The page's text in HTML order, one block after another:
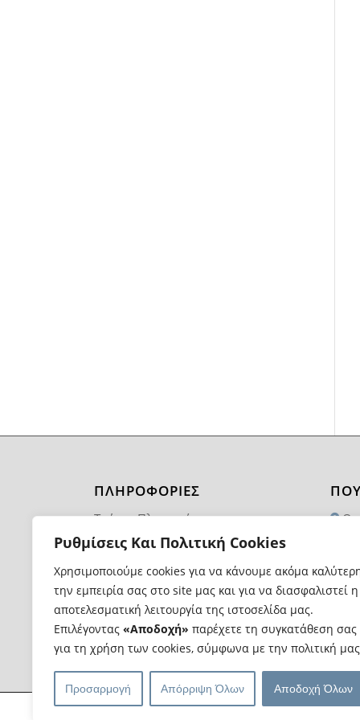
Ρυθμίσεις Και Πολιτική Cookies
Χρησιμοποιούμε cookies για να κάνουμε ακόμα
την εμπειρία σας στο site μας και για να διασφαλιστεί η
αποτελεσματική λειτουργία της ιστοσελίδα μας.
Επιλέγοντας «Αποδοχή» παρέχετε τη συγκατάθεση σας
για τη χρήση των cookies, σύμφωνα με την πολιτική
Προσαρμογή Απόρριψη Όλων Αποδοχή Όλων
ΠΛΗΡΟΦΟΡΙΕΣ
Τρόποι Πληρωμής
Τρόποι και Κόστος Αποστολής
Επιστροφές Προϊόντων
Όροι Χρήσης